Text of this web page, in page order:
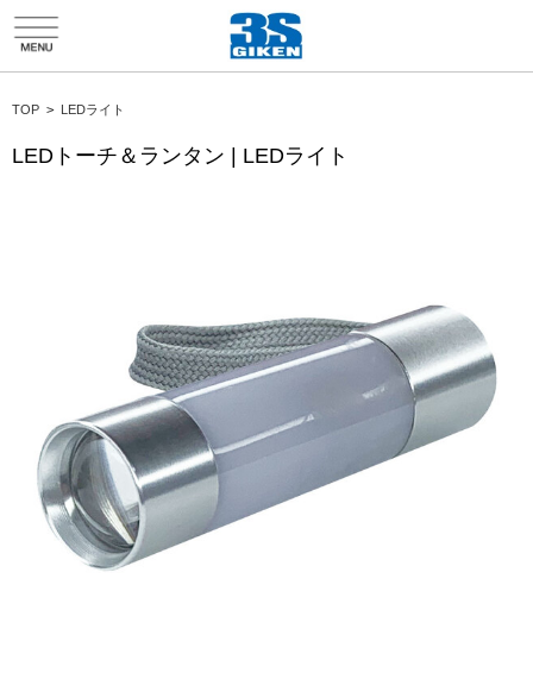
TOP > LEDライト
LEDトーチ＆ランタン | LEDライト